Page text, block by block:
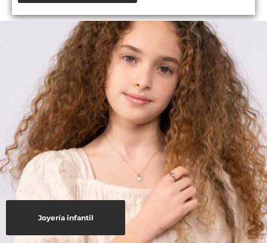
Joyería infantil